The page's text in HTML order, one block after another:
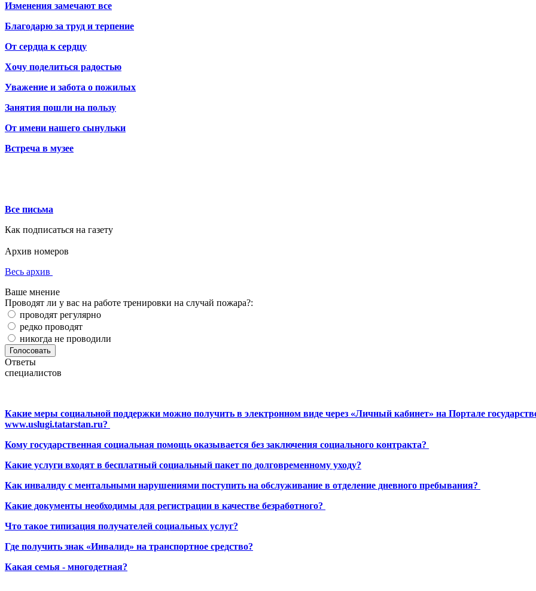
Изменения замечают все
Благодарю за труд и терпение
От сердца к сердцу
Хочу поделиться радостью
Уважение и забота о пожилых
Занятия пошли на пользу
От имени нашего сынульки
Встреча в музее
Все письма
Как подписаться на газету
Архив номеров
Весь архив
Ваше мнение
Проводят ли у вас на работе тренировки на случай пожара?:
проводят регулярно
редко проводят
никогда не проводили
Ответы
специалистов
Какие меры социальной поддержки можно получить в электронном виде через «Личный кабинет» на Портале
www.uslugi.tatarstan.ru?
Кому государственная социальная помощь оказывается без заключения социального контракта?
Какие услуги входят в бесплатный социальный пакет по долговременному уходу?
Как инвалиду с ментальными нарушениями поступить на обслуживание в отделение дневного пребывания?
Какие документы необходимы для регистрации в качестве безработного?
Что такое типизация получателей социальных услуг?
Где получить знак «Инвалид» на транспортное средство?
Какая семья - многодетная?